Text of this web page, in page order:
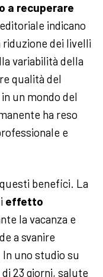
a recuperare
indicano
dei livelli
variabilità della
qualità del
un mondo del
ha reso
e
benefici. La
effetto
la vacanza e
a svanire
uno studio su
23 giorni, salute